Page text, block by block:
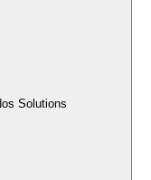
Solutions